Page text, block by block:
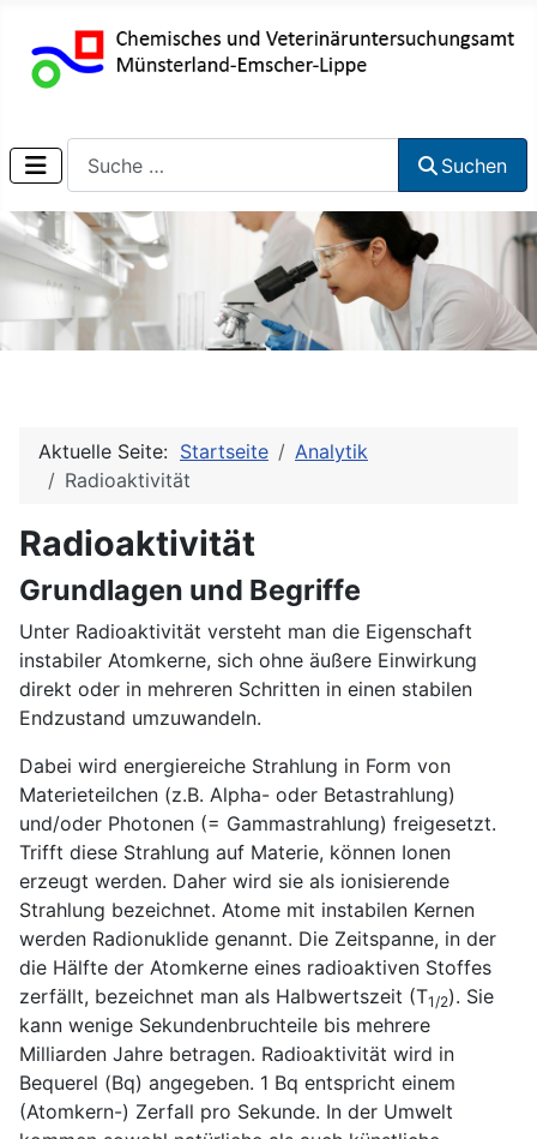
Suchen
Aktuelle Seite: Startseite
Analytik
Radioaktivität
Radioaktivität
Grundlagen und Begriffe
Unter Radioaktivität versteht man die Eigenschaft
instabiler Atomkerne, sich ohne äußere Einwirkung
direkt oder in mehreren Schritten in einen stabilen
Endzustand umzuwandeln.
Dabei wird energiereiche Strahlung in Form von
Materieteilchen (z.B. Alpha- oder Betastrahlung)
und/oder Photonen (= Gammastrahlung) freigesetzt.
Trifft diese Strahlung auf Materie, können Ionen
erzeugt werden. Daher wird sie als ionisierende
Strahlung bezeichnet. Atome mit instabilen Kernen
werden Radionuklide genannt. Die Zeitspanne, in der
die Hälfte der Atomkerne eines radioaktiven Stoffes
zerfällt, bezeichnet man als Halbwertszeit (T1/2). Sie
kann wenige Sekundenbruchteile bis mehrere
Milliarden Jahre betragen. Radioaktivität wird in
Bequerel (Bq) angegeben. 1 Bq entspricht einem
(Atomkern-) Zerfall pro Sekunde. In der Umwelt